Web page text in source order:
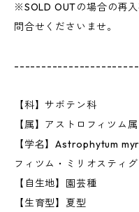
※SOLD OUTの場合の再
問合せくださいませ。
【科】サボテン科
【属】アストロフィツム属
【学名】Astrophytum
フィツム・ミリオスティ
【自生地】園芸種
【生育型】夏型